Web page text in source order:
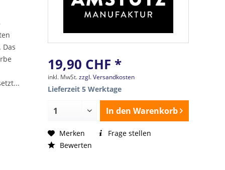
Das
19,90 CHF *
inkl. MwSt.zzgl. Versandkosten
Lieferzeit 5 Werktage
In den Warenkorb
Merken
Bewerten
Frage stellen